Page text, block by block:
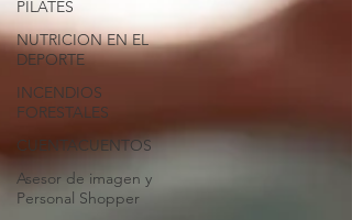
PILATES
NUTRICION EN EL
DEPORTE
INCENDIOS
FORESTALES
CUENTACUENTOS
Asesor de imagen y
Personal Shopper